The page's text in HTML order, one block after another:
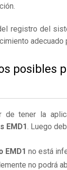
registro del
adecuado
posibles
tener la
EMD1. Luego
EMD1 no está
no podrá